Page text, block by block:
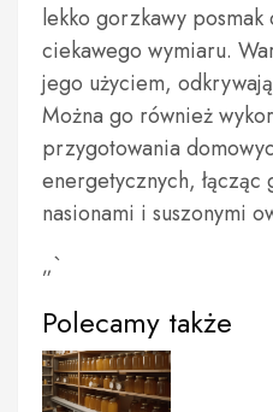
lekko gorzkawy
ciekawego wymiaru.
jego użyciem,
Można go również
przygotowania
energetycznych,
nasionami i suszonymi
„`
Polecamy także